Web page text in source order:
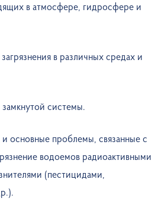
в атмосфере, гидросфере и
в различных средах и
системы.
и основные проблемы, связанные с
водоемов радиоактивными
(пестицидами,